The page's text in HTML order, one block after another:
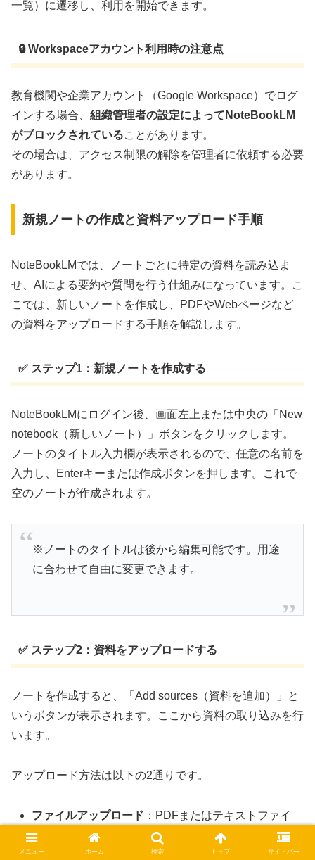
一覧）に遷移し、利用を開始できます。
🔒 Workspaceアカウント利用時の注意点
教育機関や企業アカウント（Google Workspace）でログ
インする場合、 組織管理者の設定によってNoteBookLM
がブロックされていることがあります。
その場合は、アクセス制限の解除を管理者に依頼する必要
があります。
新規ノートの作成と資料アップロード手順
NoteBookLMでは、ノートごとに特定の資料を読み込ま
せ、AIによる要約や質問を行う仕組みになっています。こ
こでは、新しいノートを作成し、PDFやWebページなど
の資料をアップロードする手順を解説します。
✅ ステップ1：新規ノートを作成する
NoteBookLMにログイン後、画面左上または中央の「New
notebook（新しいノート）」ボタンをクリックします。
ノートのタイトル入力欄が表示されるので、任意の名前を
入力し、Enterキーまたは作成ボタンを押します。これで
空のノートが作成されます。
※ノートのタイトルは後から編集可能です。用途
に合わせて自由に変更できます。
✅ ステップ2：資料をアップロードする
ノートを作成すると、「Add sources（資料を追加）」と
いうボタンが表示されます。ここから資料の取り込みを行
います。
アップロード方法は以下の2通りです。
ファイルアップロード ：PDFまたはテキストファイ
ル（.txt）をドラッグ＆ドロップ、またはファイル選
択で読み込み可能です。
メニュー ホーム 検索 トップ サイドバー